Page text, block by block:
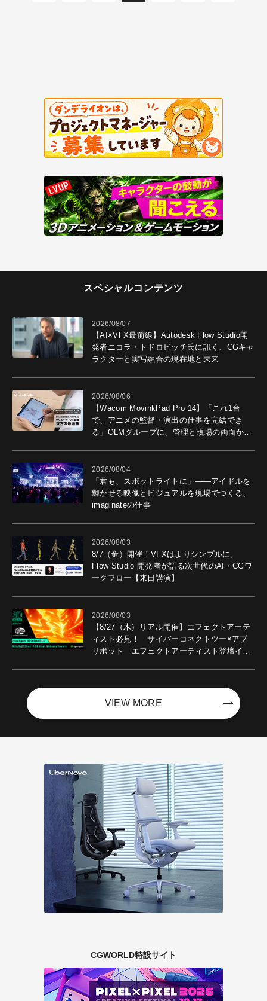
スペシャルコンテンツ
2026/08/07
【AI×VFX最前線】Autodesk Flow Studio開
発者ニコラ・トドロビッチ氏に訊く、CGキャ
ラクターと実写融合の現在地と未来
2026/08/06
【Wacom MovinkPad Pro 14】「これ1台
で、アニメの監督・演出の仕事を完結でき
る」OLMグループに、管理と現場の両面から
2026/08/04
「君も、スポットライトに」――アイドルを
輝かせる映像とビジュアルを現場でつくる、
imaginateの仕事
2026/08/03
8/7（金）開催！VFXはよりシンプルに。
Flow Studio 開発者が語る次世代のAI・CGワ
ークフロー【来日講演】
2026/08/03
【8/27（木）リアル開催】エフェクトアーテ
ィスト必見！ サイバーコネクトツー×アプ
リボット エフェクトアーティスト登壇イベ
VIEW MORE
CGWORLD特設サイト